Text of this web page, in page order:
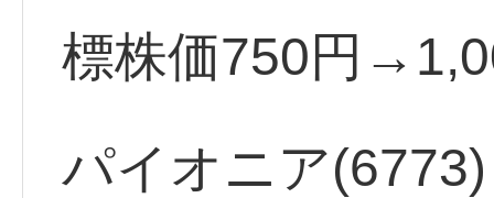
標株価750円
パイオニア